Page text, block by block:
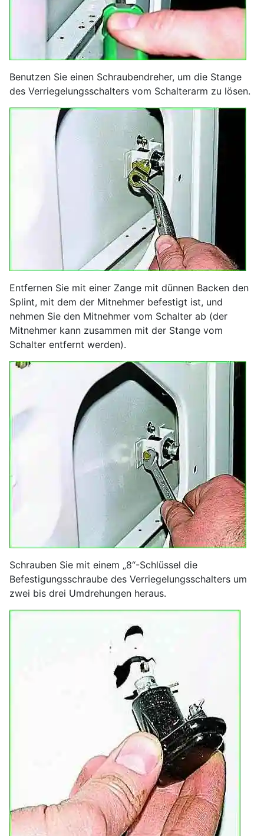
Benutzen Sie einen Schraubendreher, um die Stange
des Verriegelungsschalters vom Schalterarm zu lösen.
Entfernen Sie mit einer Zange mit dünnen Backen den
Splint, mit dem der Mitnehmer befestigt ist, und
nehmen Sie den Mitnehmer vom Schalter ab (der
Mitnehmer kann zusammen mit der Stange vom
Schalter entfernt werden).
Schrauben Sie mit einem „8“-Schlüssel die
Befestigungsschraube des Verriegelungsschalters um
zwei bis drei Umdrehungen heraus.